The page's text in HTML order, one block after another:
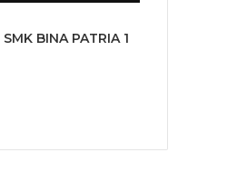
BINA PATRIA 1